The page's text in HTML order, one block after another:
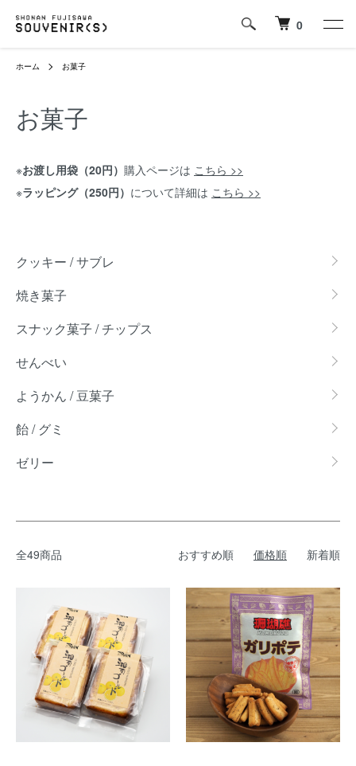
0
ホーム お菓子
お菓子
※お渡し用袋（20円） 購入ページは こちら >>
※ラッピング（250円） について詳細は こちら >>
カテゴリー一覧
クッキー / サブレ
焼き菓子
スナック菓子 / チップス
せんべい
ようかん / 豆菓子
飴 / グミ
ゼリー
全49商品 おすすめ順 価格順 新着順